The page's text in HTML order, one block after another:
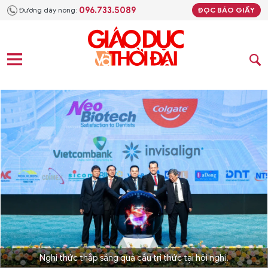
Đường dây nóng: 096.733.5089 ĐỌC BÁO GIẤY
Nghi thức thắp sáng quả cầu tri thức tại hội nghị.